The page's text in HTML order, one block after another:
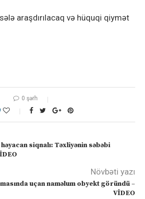
araşdırılacaq və hüquqi qiymət
0 şərh
siqnalı: Təxliyənin səbəbi
Növbəti yazı
uçan naməlum obyekt göründü –
VİDEO